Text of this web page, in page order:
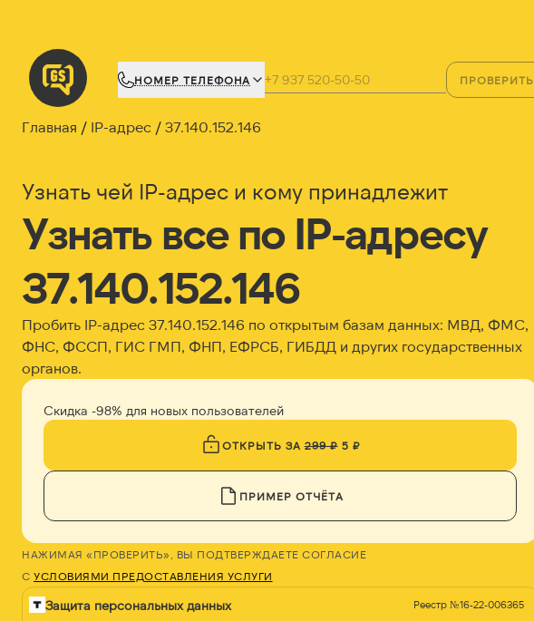
НОМЕР ТЕЛЕФОНА ПРОВЕРИТЬ
Главная IP-адрес 37.140.152.146
Узнать чей IP-адрес и кому принадлежит
Узнать все по IP-адресу
37.140.152.146
Пробить IP-адрес 37.140.152.146 по открытым базам данных: МВД, ФМС,
ФНС, ФССП, ГИС ГМП, ФНП, ЕФРСБ, ГИБДД и других государственных
органов.
Скидка -98% для новых пользователей
ОТКРЫТЬ ЗА299 ₽5 ₽
ПРИМЕР ОТЧЁТА
НАЖИМАЯ «ПРОВЕРИТЬ», ВЫ ПОДТВЕРЖДАЕТЕ СОГЛАСИЕ
С УСЛОВИЯМИ ПРЕДОСТАВЛЕНИЯ УСЛУГИ
Защита персональных данных Реестр №16-22-006365